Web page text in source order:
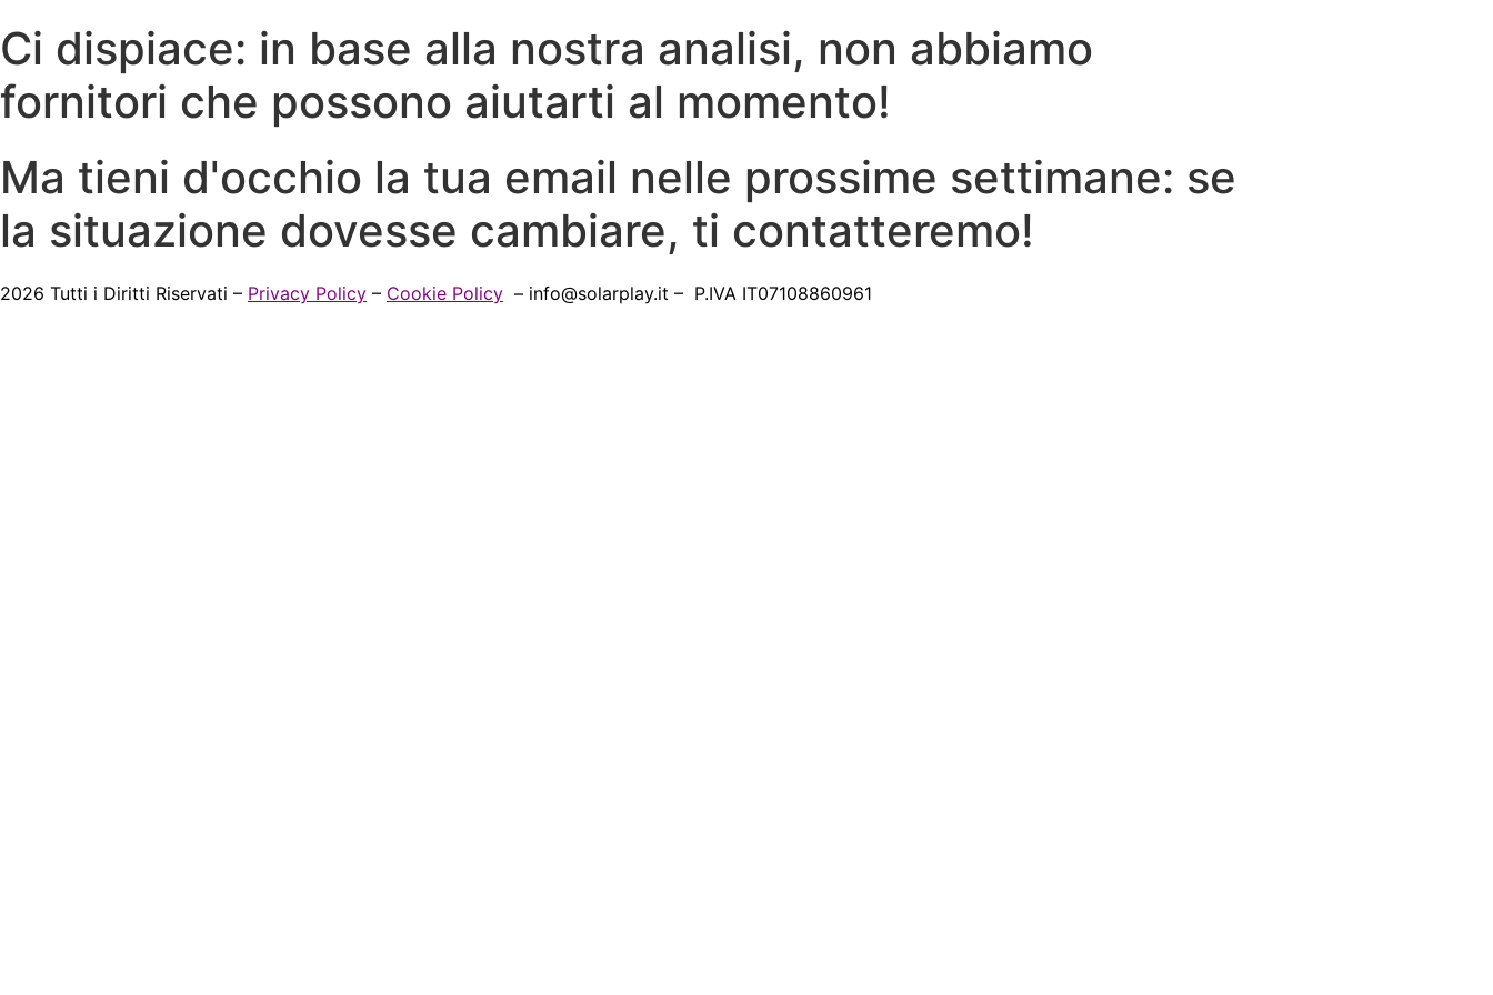
Ci dispiace: in base alla nostra analisi, non abbiamo
fornitori che possono aiutarti al momento!
Ma tieni d'occhio la tua email nelle prossime settimane: se
la situazione dovesse cambiare, ti contatteremo!
2026 Tutti i Diritti Riservati – Privacy Policy – Cookie Policy – info@solarplay.it – P.IVA IT07108860961